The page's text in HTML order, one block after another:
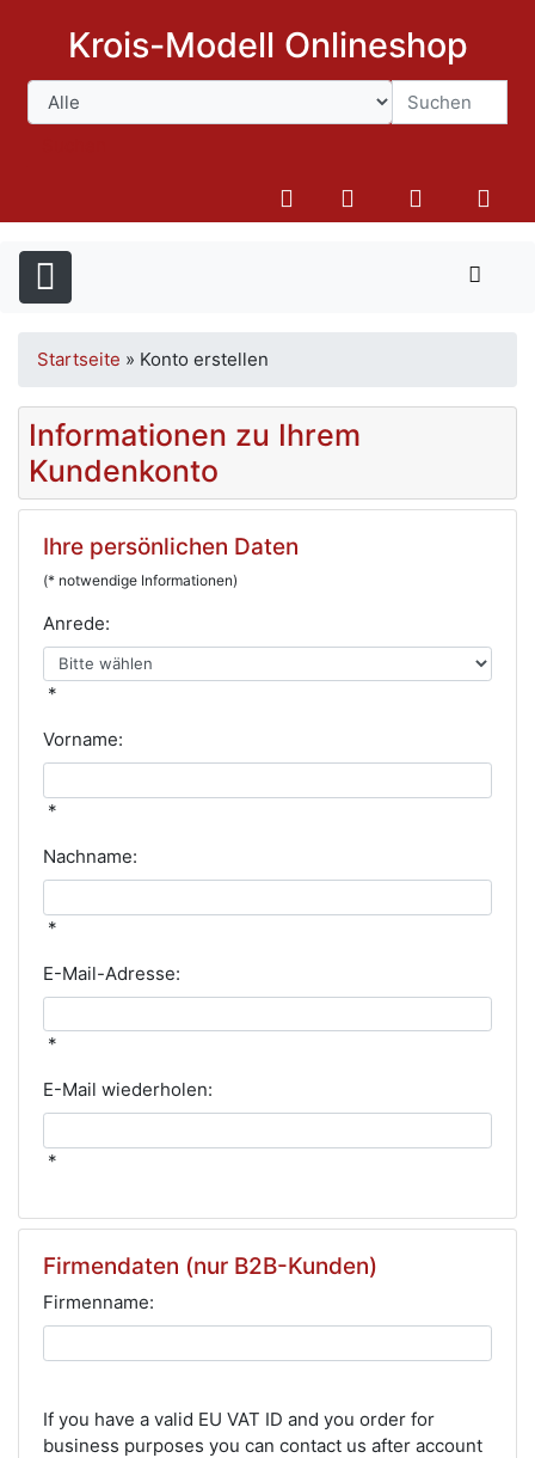
Krois-Modell Onlineshop
Startseite » Konto erstellen
Informationen zu Ihrem
Kundenkonto
Ihre persönlichen Daten
(* notwendige Informationen)
Anrede:
*
Vorname:
*
Nachname:
*
E-Mail-Adresse:
*
E-Mail wiederholen:
*
Firmendaten (nur B2B-Kunden)
Firmenname:
If you have a valid EU VAT ID and you order for
business purposes you can contact us after account